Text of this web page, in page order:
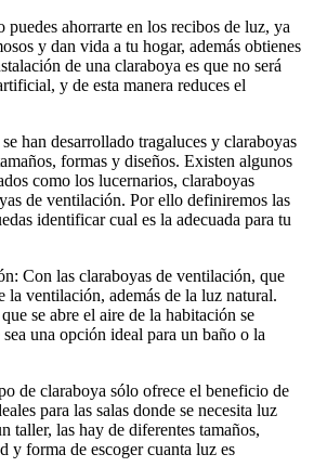
puedes ahorrarte en los recibos de luz, ya
y dan vida a tu hogar, además obtienes
de una claraboya es que no será
y de esta manera reduces el
han desarrollado tragaluces y claraboyas
formas y diseños. Existen algunos
como los lucernarios, claraboyas
de ventilación. Por ello definiremos las
identificar cual es la adecuada para tu
Con las claraboyas de ventilación, que
la ventilación, además de la luz natural.
se abre el aire de la habitación se
una opción ideal para un baño o la
de claraboya sólo ofrece el beneficio de
para las salas donde se necesita luz
taller, las hay de diferentes tamaños,
y forma de escoger cuanta luz es